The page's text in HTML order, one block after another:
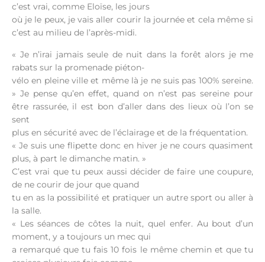
c’est vrai, comme Eloïse, les jours
où je le peux, je vais aller courir la journée et cela même si
c’est au milieu de l’après-midi.
« Je n’irai jamais seule de nuit dans la forêt alors je me
rabats sur la promenade piéton-
vélo en pleine ville et même là je ne suis pas 100% sereine.
» Je pense qu’en effet, quand on n’est pas sereine pour
être rassurée, il est bon d’aller dans des lieux où l’on se
sent
plus en sécurité avec de l’éclairage et de la fréquentation.
« Je suis une flipette donc en hiver je ne cours quasiment
plus, à part le dimanche matin. »
C’est vrai que tu peux aussi décider de faire une coupure,
de ne courir de jour que quand
tu en as la possibilité et pratiquer un autre sport ou aller à
la salle.
« Les séances de côtes la nuit, quel enfer. Au bout d’un
moment, y a toujours un mec qui
a remarqué que tu fais 10 fois le même chemin et que tu